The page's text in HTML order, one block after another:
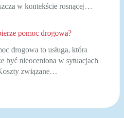
w kontekście rosnącej…
pomoc drogowa?
drogowa to usługa, która
być nieoceniona w sytuacjach
związane…